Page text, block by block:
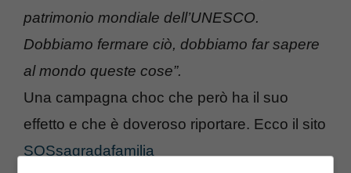
patrimonio mondiale dell’UNESCO.
Dobbiamo fermare ciò, dobbiamo far sapere
al mondo queste cose”.
Una campagna choc che però ha il suo
effetto e che è doveroso riportare. Ecco il sito
SOSsagradafamilia